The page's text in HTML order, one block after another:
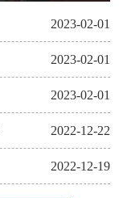
2023-02-01
2023-02-01
2023-02-01
2022-12-22
2022-12-19